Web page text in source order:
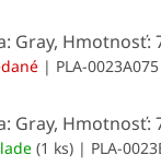
Gray, Hmotnosť:
| PLA-0023A075
Gray, Hmotnosť:
(1 ks) | PLA-